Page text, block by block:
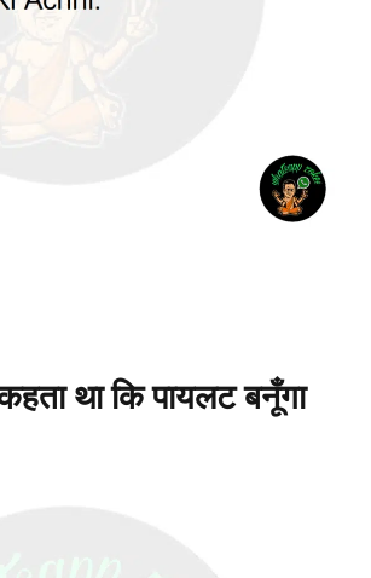
कहता था कि पायलट बनूँगा